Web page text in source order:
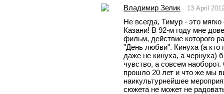
Владимир Зелик 13 April
Не всегда, Тимур - это
Казани! В 92-м году мне
фильм, действие которого
"День любви". Кинуха (а кто
даже не кинуха, а чернуха)
чувство, а совсем
прошло 20 лет и что же мы
наикультурнейшее
сюжета не может не